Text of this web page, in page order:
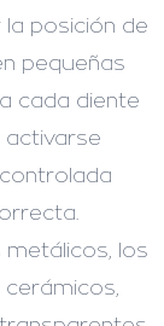
posición de
pequeñas
cada diente
activarse
metálicos, los